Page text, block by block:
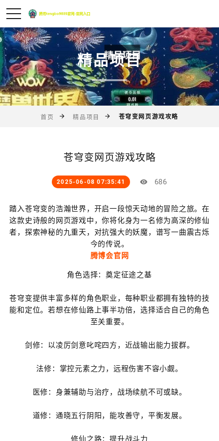
精品项目
首页 精品项目 苍穹变网页游戏攻略
苍穹变网页游戏攻略
2025-06-08 07:35:41 686
踏入苍穹变的浩瀚世界，开启一段惊天动地的冒险之旅。在
这款史诗般的网页游戏中，你将化身为一名修为高深的修仙
者，探索神秘的九重天，对抗强大的妖魔，谱写一曲震古烁
今的传说。
腾博会官网
角色选择：奠定征途之基
苍穹变提供丰富多样的角色职业，每种职业都拥有独特的技
能和定位。若想在修仙路上事半功倍，选择适合自己的角色
至关重要。
剑修：以凌厉剑意叱咤四方，近战输出能力拔群。
法修：掌控元素之力，远程伤害不容小觑。
医修：身兼辅助与治疗，战场续航不可或缺。
道修：通晓五行阴阳，能攻善守，平衡发展。
修仙之路：提升战斗力